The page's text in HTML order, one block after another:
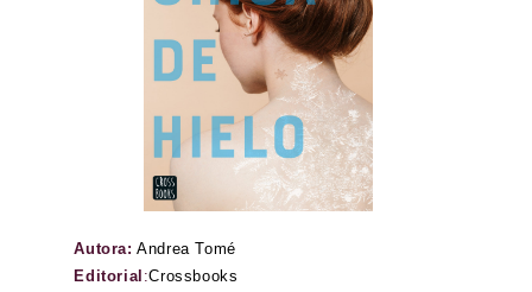
Autora: Andrea Tomé
Editorial :Crossbooks